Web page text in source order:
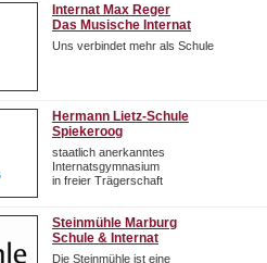
Internat Max Reger
Das Musische Internat
Uns verbindet mehr als Schule
Hermann Lietz-Schule
Spiekeroog
staatlich anerkanntes
Internatsgymnasium
in freier Trägerschaft
Steinmühle Marburg
Schule & Internat
Die Steinmühle ist eine